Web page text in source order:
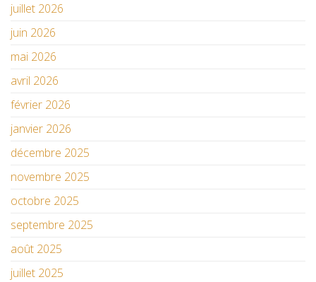
juillet 2026
juin 2026
mai 2026
avril 2026
février 2026
janvier 2026
décembre 2025
novembre 2025
octobre 2025
septembre 2025
août 2025
juillet 2025